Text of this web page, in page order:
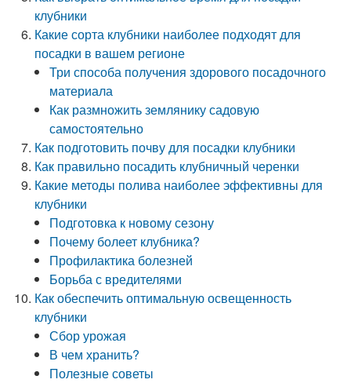
клубники
Какие сорта клубники наиболее подходят для
посадки в вашем регионе
Три способа получения здорового посадочного
материала
Как размножить землянику садовую
самостоятельно
Как подготовить почву для посадки клубники
Как правильно посадить клубничный черенки
Какие методы полива наиболее эффективны для
клубники
Подготовка к новому сезону
Почему болеет клубника?
Профилактика болезней
Борьба с вредителями
Как обеспечить оптимальную освещенность
клубники
Сбор урожая
В чем хранить?
Полезные советы